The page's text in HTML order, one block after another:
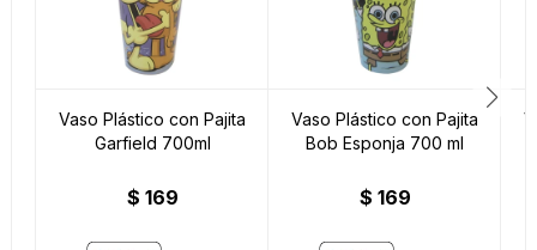
Vaso Plástico con Pajita
Garfield 700ml
$ 169
Vaso Plástico con Pajita
Bob Esponja 700 ml
$ 169